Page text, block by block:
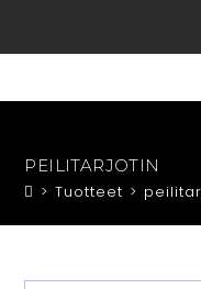
PEILITARJOTIN
> Tuotteet >